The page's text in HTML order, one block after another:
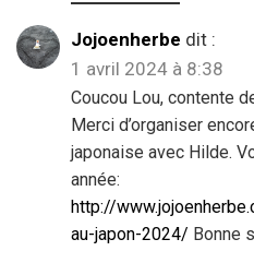
Jojoenherbe dit :
1 avril 2024 à 8:38
Coucou Lou, contente
Merci d’organiser
japonaise avec Hilde.
année:
http://
au-japon-2024/ Bonne